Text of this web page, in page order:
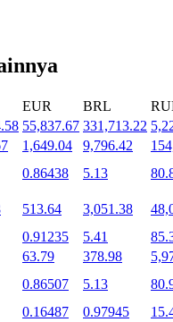
EUR BRL
55,837.67 331,713.22
1,649.04 9,796.42
0.86438 5.13
513.64 3,051.38
0.91235 5.41
63.79 378.98
0.86507 5.13
0.16487 0.97945